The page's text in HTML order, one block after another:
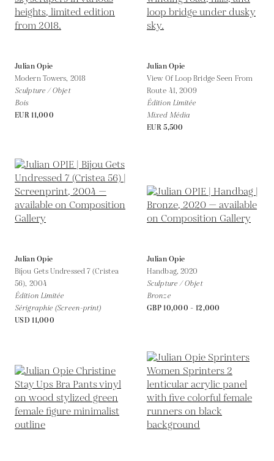
Julian Opie
Modern Towers, 2018
Sculpture / Objet
Bois
EUR 11,000
Julian Opie
View Of Loop Bridge Seen From
Route 41, 2009
Édition Limitée
Mixed Média
EUR 5,500
Julian Opie
Bijou Gets Undressed 7 (Cristea
56), 2004
Édition Limitée
Sérigraphie (Screen-print)
USD 11,000
Julian Opie
Handbag, 2020
Sculpture / Objet
Bronze
GBP 10,000 - 12,000